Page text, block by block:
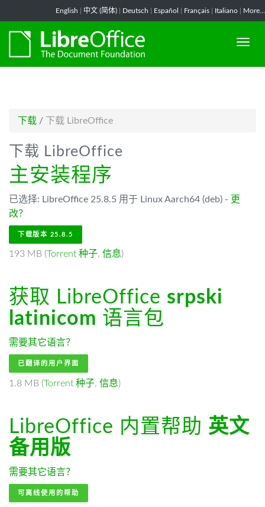
English 中文 (简体) Deutsch Español Français Italiano More...
下载 / 下载 LibreOffice
下载 LibreOffice
主安装程序
已选择: LibreOffice 25.8.5 用于 Linux Aarch64 (deb) - 更
改？
下载版本 25.8.5
193 MB (Torrent 种子, 信息)
获取 LibreOffice srpski
latinicom 语言包
需要其它语言？
已翻译的用户界面
1.8 MB (Torrent 种子, 信息)
LibreOffice 内置帮助 英文
备用版
需要其它语言？
可离线使用的帮助